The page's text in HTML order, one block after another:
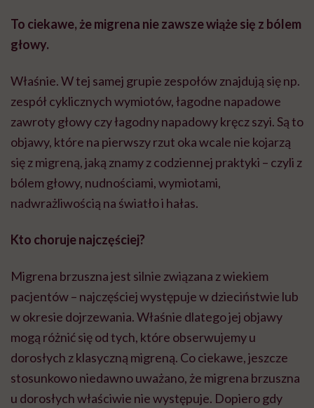
To ciekawe, że migrena nie zawsze wiąże się z bólem
głowy.
Właśnie. W tej samej grupie zespołów znajdują się np.
zespół cyklicznych wymiotów, łagodne napadowe
zawroty głowy czy łagodny napadowy kręcz szyi. Są to
objawy, które na pierwszy rzut oka wcale nie kojarzą
się z migreną, jaką znamy z codziennej praktyki – czyli z
bólem głowy, nudnościami, wymiotami,
nadwrażliwością na światło i hałas.
Kto choruje najczęściej?
Migrena brzuszna jest silnie związana z wiekiem
pacjentów – najczęściej występuje w dzieciństwie lub
w okresie dojrzewania. Właśnie dlatego jej objawy
mogą różnić się od tych, które obserwujemy u
dorosłych z klasyczną migreną. Co ciekawe, jeszcze
stosunkowo niedawno uważano, że migrena brzuszna
u dorosłych właściwie nie występuje. Dopiero gdy